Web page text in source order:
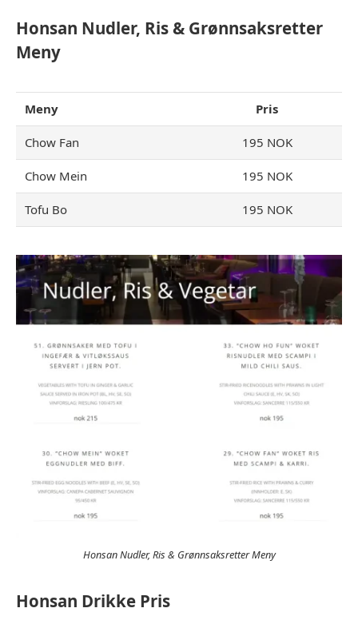
Honsan Nudler, Ris & Grønnsaksretter
Meny
Meny Pris
Chow Fan 195 NOK
Chow Mein 195 NOK
Tofu Bo 195 NOK
Honsan Nudler, Ris & Grønnsaksretter Meny
Honsan Drikke Pris